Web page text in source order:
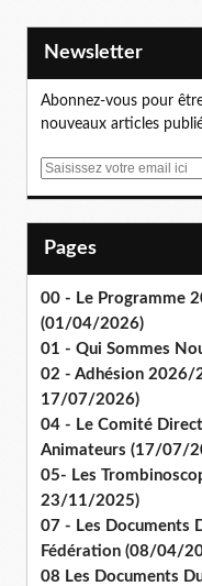
Newsletter
Abonnez-vous pour
nouveaux articles
E
Pages
00 - Le Programme
(01/04/2026)
01 - Qui Sommes
02 - Adhésion 2026/
17/07/2026)
04 - Le Comité
Animateurs (17/07/
05- Les
23/11/2025)
07 - Les Documents
Fédération (08/04/
08 Les Documents